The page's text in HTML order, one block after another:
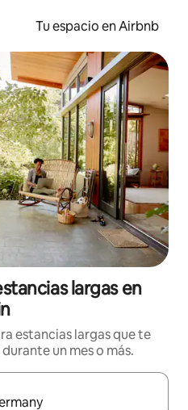
Tu espacio en Airbnb
largas en
estancias largas que te
un mes o más.
disponibles, podrás navegar